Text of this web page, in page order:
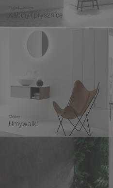
Ponadczasowe
Kabiny i prysznice
Modne
Umywalki